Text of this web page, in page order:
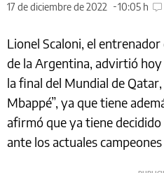
17 de diciembre de 2022
10:05 h
Lionel Scaloni, el
de la Argentina, advirtió
la final del Mundial de Qatar,
Mbappé”, ya que tiene
afirmó que ya tiene
ante los actuales